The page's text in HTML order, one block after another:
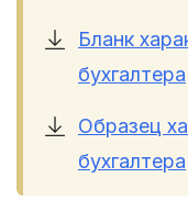
Бланк
бухгалтера
Образец
бухгалтера